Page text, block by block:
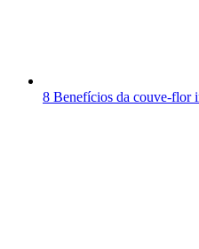
8 Benefícios da couve-flor